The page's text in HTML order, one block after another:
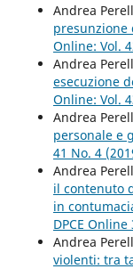
Andrea
presunzione
Online: Vol.
Andrea
esecuzione
Online: Vol.
Andrea
personale e
41 No. 4
Andrea
il contenuto
in
DPCE Online
Andrea
violenti: tra